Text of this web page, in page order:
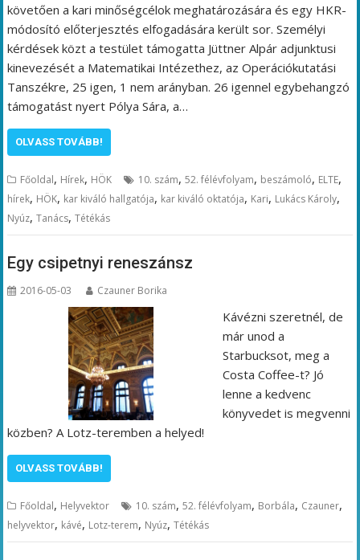
követően a kari minőségcélok meghatározására és egy HKR-
módosító előterjesztés elfogadására került sor. Személyi
kérdések közt a testület támogatta Jüttner Alpár adjunktusi
kinevezését a Matematikai Intézethez, az Operációkutatási
Tanszékre, 25 igen, 1 nem arányban. 26 igennel egybehangzó
támogatást nyert Pólya Sára, a…
OLVASS TOVÁBB!
Főoldal, Hírek, HÖK 10. szám,52. félévfolyam, beszámoló, ELTE,
hírek, HÖK, kar kiváló hallgatója, kar kiváló oktatója, Kari, Lukács Károly,
Nyúz,Tanács,Tétékás
Egy csipetnyi reneszánsz
2016-05-03 Czauner Borika
Kávézni szeretnél, de
már unod a
Starbucksot, meg a
Costa Coffee-t? Jó
lenne a kedvenc
könyvedet is megvenni
közben? A Lotz-teremben a helyed!
OLVASS TOVÁBB!
Főoldal, Helyvektor 10. szám,52. félévfolyam, Borbála, Czauner,
helyvektor, kávé, Lotz-terem, Nyúz,Tétékás